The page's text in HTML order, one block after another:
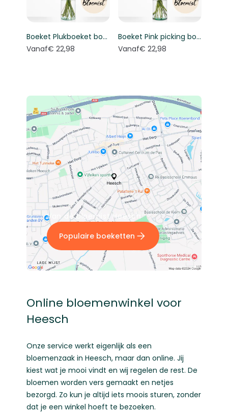
Boeket Plukboeket bont - Keuze bloemist
Vanaf€ 22,98
Boeket Pink picking bouquet - Florist's choice
Vanaf€ 22,98
Van dé bloemist Heesch
Populaire boeketten
Online bloemenwinkel voor
Heesch
Onze service werkt eigenlijk als een
bloemenzaak in Heesch, maar dan online. Jij
kiest wat je mooi vindt en wij regelen de rest. De
bloemen worden vers gemaakt en netjes
bezorgd. Zo kun je altijd iets moois sturen, zonder
dat je een winkel hoeft te bezoeken.